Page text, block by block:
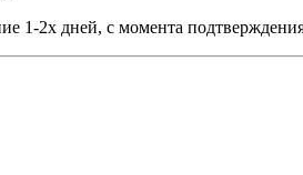
1-2х дней, с момента